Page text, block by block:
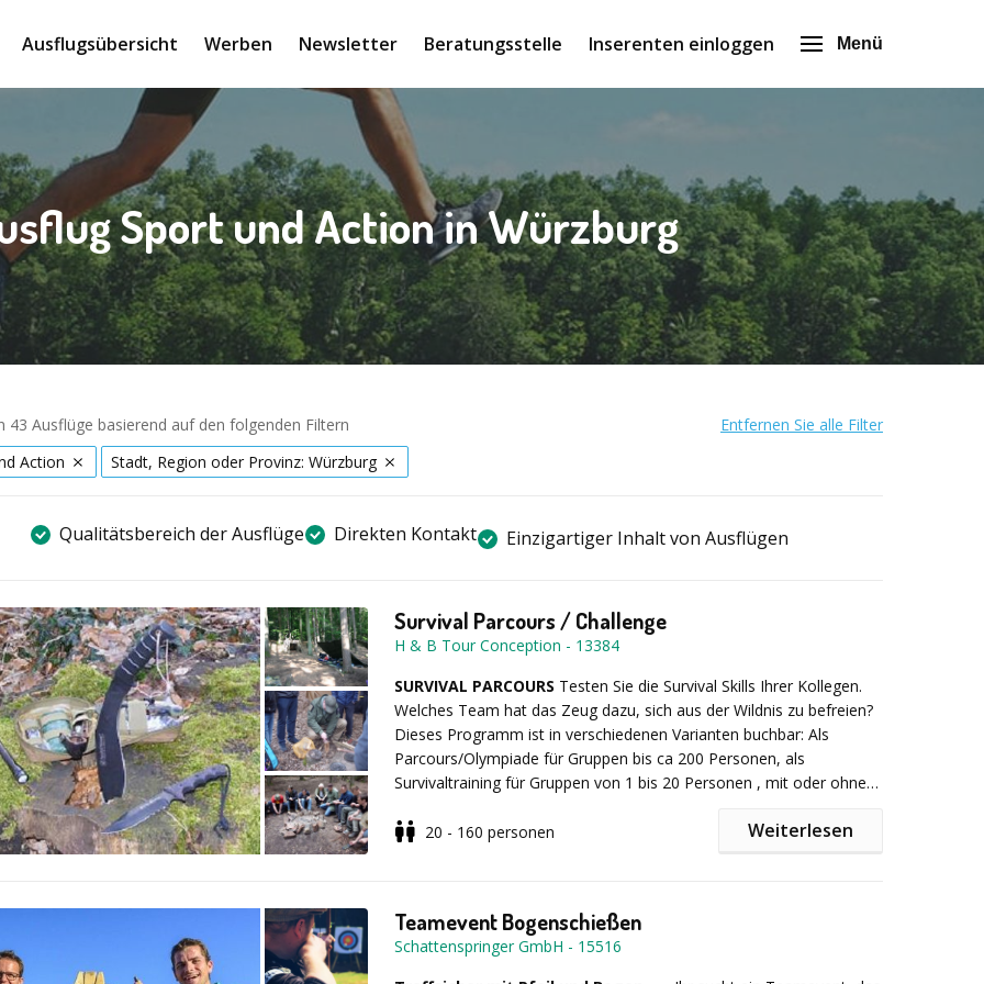
Ausflugsübersicht Werben Newsletter Beratungsstelle Inserenten einloggen Menü
Sport und Action in Würzburg
43 Ausflüge basierend auf den folgenden Filtern
Entfernen Sie alle Filter
Action
Stadt, Region oder Provinz: Würzburg
Qualitätsbereich der Ausflüge Direkten Kontakt Einzigartiger Inhalt von Ausflügen
Survival Parcours / Challenge
H & B Tour Conception - 13384
SURVIVAL PARCOURS Testen Sie die Survival Skills Ihrer Kollegen.
Welches Team hat das Zeug dazu, sich aus der Wildnis zu befreien?
Dieses Programm ist in verschiedenen Varianten buchbar: Als
Parcours/Olympiade für Gruppen bis ca 200 Personen, als
Survivaltraining für Gruppen von 1 bis 20 Personen , mit oder ohne
3 Tagesprogramm. Teilen Sie uns einfach Ihre Wünsche mit.
begeben Sie sich auf einen spannenden Outdoor Parcours, der den
Teilnehmern unterschiedlichste Fähigkeiten abverlangt. Welches
Team holt die meisten Punkte bei der Jagd mit der Zwille? Kann die
20 - 160 personen Weiterlesen
Teamevent Bogenschießen
Schattenspringer GmbH - 15516